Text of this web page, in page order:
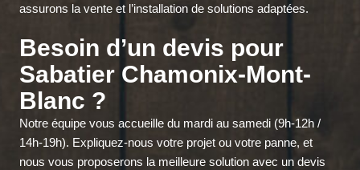
assurons la vente et l’installation de solutions adaptées.
Besoin d’un devis pour
Sabatier Chamonix-Mont-
Blanc ?
Notre équipe vous accueille du mardi au samedi (9h-12h /
14h-19h). Expliquez-nous votre projet ou votre panne, et
nous vous proposerons la meilleure solution avec un devis